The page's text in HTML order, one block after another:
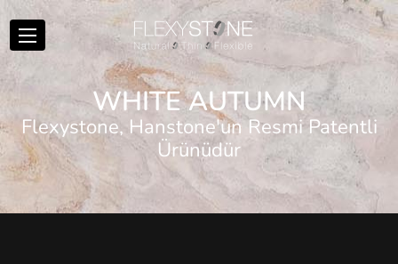
WHITEAUTUMN
Flexystone, Hanstone'un Resmi Patentli
Ürünüdür